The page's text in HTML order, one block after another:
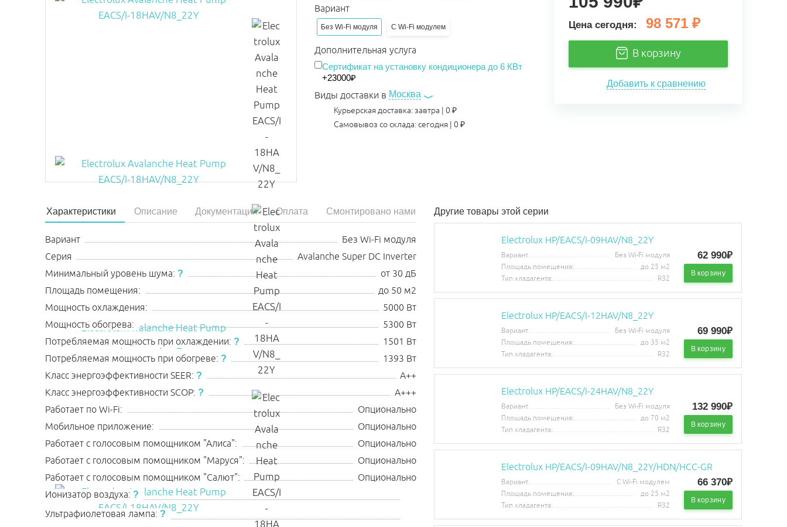
Вариант
Без Wi-Fi модуля С Wi-Fi модулем
Дополнительная услуга
Сертификат на установку кондиционера до 6 КВт
+23000₽
Виды доставки в Москва
Курьерская доставка:завтра | 0 ₽
Самовывоз со склада:сегодня | 0 ₽
Цена сегодня: 98 571 ₽
В корзину
Добавить к сравнению
Характеристики Описание Документация Оплата Смонтировано нами
Вариант
Без Wi-Fi модуля
Серия
Avalanche Super DC Inverter
Минимальный уровень шума: ?
от 30 дБ
Площадь помещения:
до 50 м2
Мощность охлаждения:
5000 Вт
Мощность обогрева:
5300 Вт
Потребляемая мощность при охлаждении: ?
1501 Вт
Потребляемая мощность при обогреве: ?
1393 Вт
Класс энергоэффективности SEER: ?
A++
Класс энергоэффективности SСOP: ?
A+++
Работает по Wi-Fi:
Опционально
Мобильное приложение:
Опционально
Работает с голосовым помощником "Алиса":
Опционально
Работает с голосовым помощником "Маруся":
Опционально
Работает с голосовым помощником "Салют":
Опционально
Ионизатор воздуха: ?
Ультрафиолетовая лампа: ?
Другие товары этой серии
Electrolux HP/EACS/I-09HAV/N8_22Y
Вариант
Без Wi-Fi модуля
Площадь помещения:
до 25 м2
Тип хладагента:
R32
62 990₽
В корзину
Electrolux HP/EACS/I-12HAV/N8_22Y
Вариант
Без Wi-Fi модуля
Площадь помещения:
до 35 м2
Тип хладагента:
R32
69 990₽
В корзину
Electrolux HP/EACS/I-24HAV/N8_22Y
Вариант
Без Wi-Fi модуля
Площадь помещения:
до 70 м2
Тип хладагента:
R32
132 990₽
В корзину
Electrolux HP/EACS/I-09HAV/N8_22Y/HDN/HCC-GR
Вариант
С Wi-Fi модулем
Площадь помещения:
до 25 м2
Тип хладагента:
R32
66 370₽
В корзину